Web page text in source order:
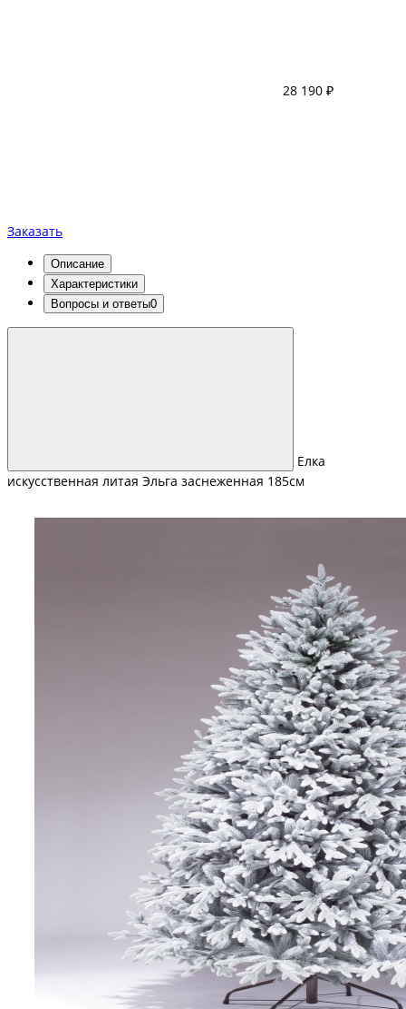
28 190 ₽
Заказать
Описание
Характеристики
Вопросы и ответы0
Елка
искусственная литая Эльга заснеженная 185см